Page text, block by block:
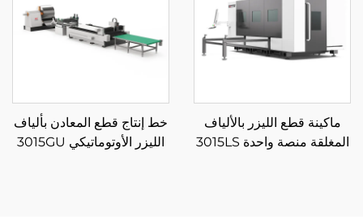
ماكينة قطع الليزر بالألياف
المغلقة منصة واحدة 3015LS
خط إنتاج قطع المعادن بألياف
الليزر الأوتوماتيكي 3015GU